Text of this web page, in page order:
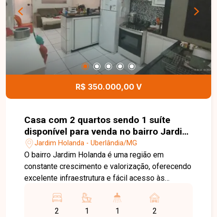
torneiras e chuveiros com aquecimento,
acabamento moderno e 04 vagas de garagem,
sendo 02 cobertas e 02 descobertas,
proporcionando conforto, sofisticação e
funcionalidade. Entre em contato para mais
informações e agende uma visita para conhecer
esta excelente oportunidade.
R$ 350.000,00 V
Casa com 2 quartos sendo 1 suíte
disponível para venda no bairro Jardim
Holanda em Uberlândia-MG
Jardim Holanda - Uberlândia/MG
O bairro Jardim Holanda é uma região em
constante crescimento e valorização, oferecendo
excelente infraestrutura e fácil acesso às
supermercados, escolas, farmácias, comércios e
diversos serviços, o bairro proporciona
2 1 1 2